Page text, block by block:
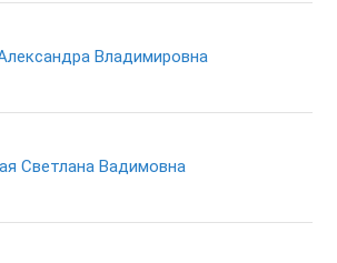
Владимировна
Светлана Вадимовна